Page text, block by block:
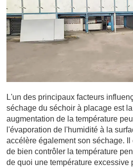
L'un des principaux facteurs
séchage du séchoir à placage est
augmentation de la température
l'évaporation de l'humidité à la
accélère également son séchage. Il
de bien contrôler la température
de quoi une température excessive